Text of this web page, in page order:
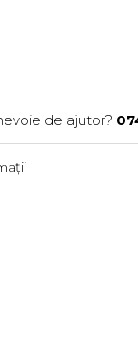
de ajutor?